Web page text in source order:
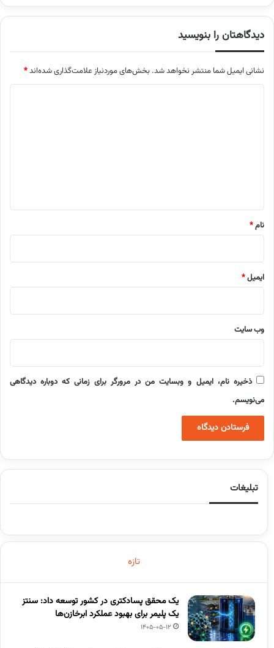
دیدگاهتان را بنویسید
نشانی ایمیل شما منتشر نخواهد شد. بخش‌های موردنیاز علامت‌گذاری شده‌اند*
نام*
ایمیل*
وب‌ سایت
ذخیره نام، ایمیل و وبسایت من در مرورگر برای زمانی که دوباره دیدگاهی
می‌نویسم.
تبلیغات
تازه
یک محقق پسادکتری در کشور توسعه داد: سنتز
یک پلیمر برای بهبود عملکرد ابرخازن‌ها
1405-05-12